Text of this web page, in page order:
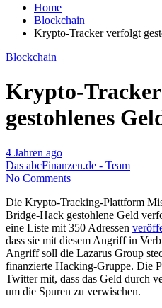
Home
Blockchain
Krypto-Tracker verfolgt
Blockchain
Krypto-
gestohlenes
4 Jahren ago
Das abcFinanzen.de - Team
No Comments
Die Krypto-Tracking-Plattform
Bridge-Hack gestohlene Geld
eine Liste mit 350 Adressen
dass sie mit diesem Angriff in
Angriff soll die Lazarus Group
finanzierte Hacking-Gruppe. Die
Twitter mit, dass das Geld durch
um die Spuren zu verwischen.